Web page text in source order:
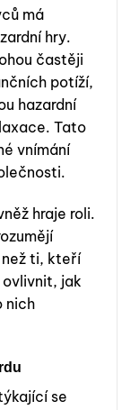
má
hry.
častěji
potíží,
hazardní
Tato
vnímání
hraje roli.
než ti, kteří
ovlivnit, jak
nich
se